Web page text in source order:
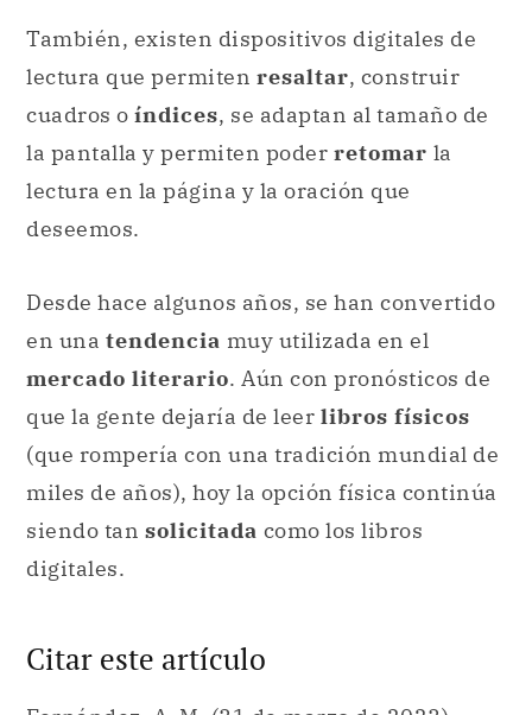
También, existen dispositivos digitales de
lectura que permiten resaltar, construir
cuadros o índices, se adaptan al tamaño de
la pantalla y permiten poder retomar la
lectura en la página y la oración que
deseemos.
Desde hace algunos años, se han convertido
en una tendencia muy utilizada en el
mercado literario. Aún con pronósticos de
que la gente dejaría de leer libros físicos
(que rompería con una tradición mundial de
miles de años), hoy la opción física continúa
siendo tan solicitada como los libros
digitales.
Citar este artículo